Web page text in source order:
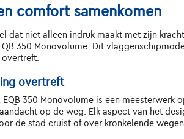
comfort samenkomen
dat niet alleen indruk maakt met zijn
350 Monovolume. Dit
overtreft
EQB 350 Monovolume is een
op de weg. Elk aspect van het
de stad cruist of over kronkelende